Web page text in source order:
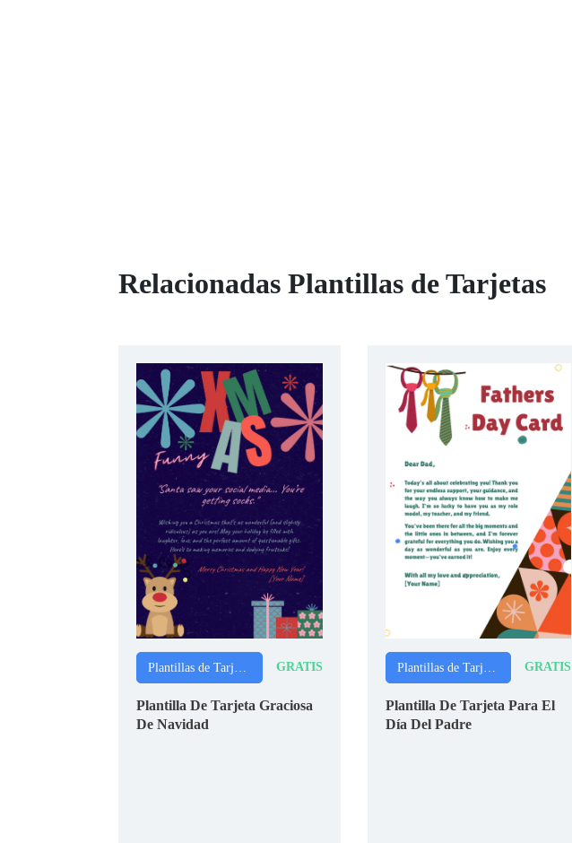
Relacionadas Plantillas de Tarjetas
GRATIS
Plantilla De Tarjeta Graciosa
De Navidad
GRATIS
Plantilla De Tarjeta Para El
Día Del Padre